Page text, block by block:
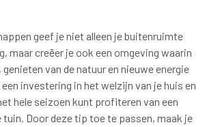
geef je niet alleen je buitenruimte
maar creëer je ook een omgeving waarin
van de natuur en nieuwe energie
investering in het welzijn van je huis en
hele seizoen kunt profiteren van een
tuin. Door deze tip toe te passen, maak je